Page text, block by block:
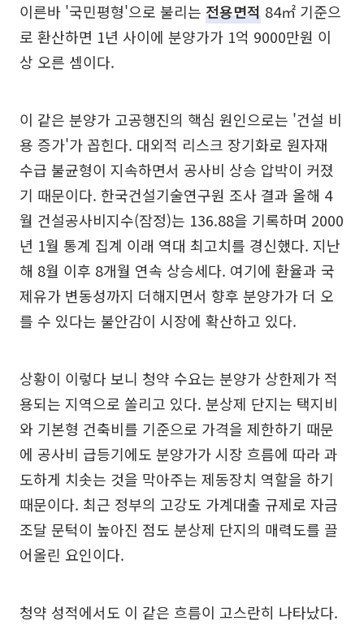
이른바 '국민평형'으로 불리는 전용면적 84㎡ 기준으
로 환산하면 1년 사이에 분양가가 1억 9000만원 이
상 오른 셈이다.
이 같은 분양가 고공행진의 핵심 원인으로는 '건설 비
용 증가'가 꼽힌다. 대외적 리스크 장기화로 원자재
수급 불균형이 지속하면서 공사비 상승 압박이 커졌
기 때문이다. 한국건설기술연구원 조사 결과 올해 4
월 건설공사비지수(잠정)는 136.88을 기록하며 2000
년 1월 통계 집계 이래 역대 최고치를 경신했다. 지난
해 8월 이후 8개월 연속 상승세다. 여기에 환율과 국
제유가 변동성까지 더해지면서 향후 분양가가 더 오
를 수 있다는 불안감이 시장에 확산하고 있다.
상황이 이렇다 보니 청약 수요는 분양가 상한제가 적
용되는 지역으로 쏠리고 있다. 분상제 단지는 택지비
와 기본형 건축비를 기준으로 가격을 제한하기 때문
에 공사비 급등기에도 분양가가 시장 흐름에 따라 과
도하게 치솟는 것을 막아주는 제동장치 역할을 하기
때문이다. 최근 정부의 고강도 가계대출 규제로 자금
조달 문턱이 높아진 점도 분상제 단지의 매력도를 끌
어올린 요인이다.
청약 성적에서도 이 같은 흐름이 고스란히 나타났다.